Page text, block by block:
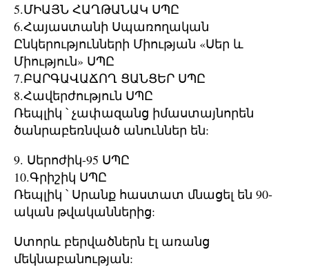
5.ՄԻԱՅՆ ՀԱՂԹԱՆԱԿ ՍՊԸ
6.Հայաստանի Սպառողական
Ընկերությունների Միության «Սեր և
Միություն» ՍՊԸ
7.ԲԱՐԳԱՎԱՃՈՂ ՑԱՆՑԵՐ ՍՊԸ
8.Հավերժություն ՍՊԸ
Ռեպլիկ ՝ չափազանց իմաստայնորեն
ծանրաբեռնված անուններ են:
9. Սերոժիկ-95 ՍՊԸ
10.Գրիշիկ ՍՊԸ
Ռեպլիկ ՝ Սրանք հաստատ մնացել են 90-
ական թվականներից:
Ստորև բերվածներն էլ առանց
մեկնաբանության: